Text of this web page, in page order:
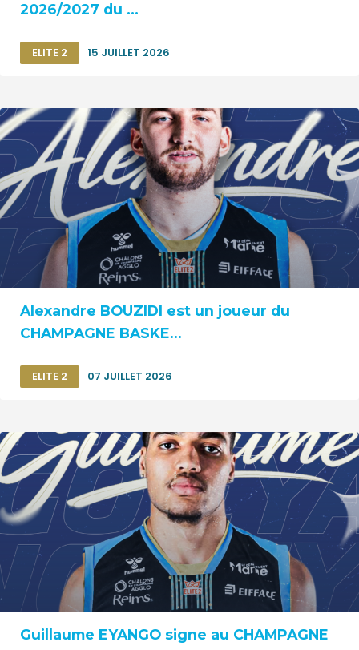
2026/2027 du ...
ELITE 2 15 JUILLET 2026
Alexandre BOUZIDI est un joueur du
CHAMPAGNE BASKE...
ELITE 2 07 JUILLET 2026
Guillaume EYANGO signe au CHAMPAGNE